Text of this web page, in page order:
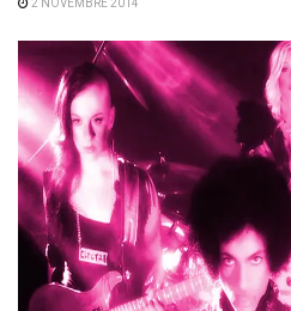
2 NOVEMBRE 2014